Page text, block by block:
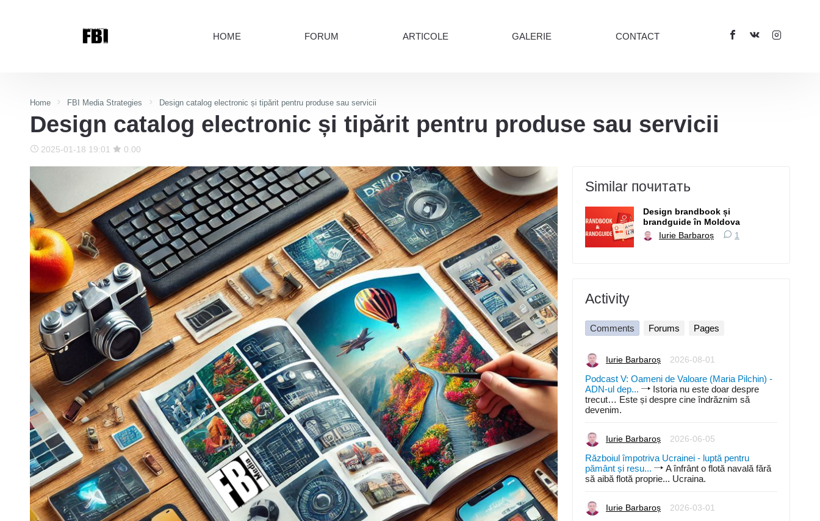
HOME FORUM ARTICOLE GALERIE CONTACT
Home FBI Media Strategies Design catalog electronic și tipărit pentru produse sau servicii
Design catalog electronic și tipărit pentru produse sau servicii
2025-01-18 19:01 0.00
Similar почитать
Design brandbook și
brandguide în Moldova
Iurie Barbaroș
1
Activity
Comments Forums Pages
Iurie Barbaroș 2026-08-01
Podcast V: Oameni de Valoare (Maria Pilchin) -
ADN-ul dep...
Istoria nu este doar despre
trecut… Este și despre cine îndrăznim să
devenim.
Iurie Barbaroș 2026-06-05
Războiul împotriva Ucrainei - luptă pentru
pământ și resu...
A înfrânt o flotă navală fără
să aibă flotă proprie... Ucraina.
Iurie Barbaroș 2026-03-01